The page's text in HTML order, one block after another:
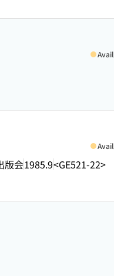
版会1985.9<GE521-22>